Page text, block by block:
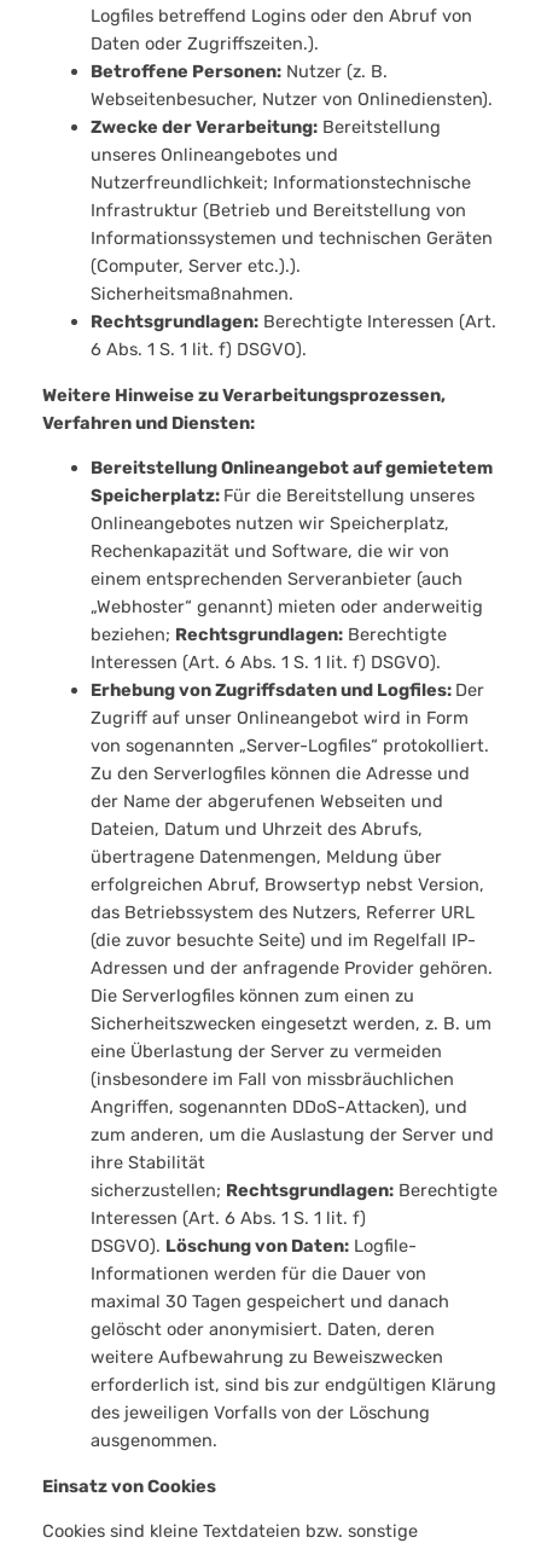
Logfiles betreffend Logins oder den Abruf von
Daten oder Zugriffszeiten.).
Betroffene Personen:Nutzer (z. B.
Webseitenbesucher, Nutzer von Onlinediensten).
Zwecke der Verarbeitung:Bereitstellung
unseres Onlineangebotes und
Nutzerfreundlichkeit; Informationstechnische
Infrastruktur (Betrieb und Bereitstellung von
Informationssystemen und technischen Geräten
(Computer, Server etc.).).
Sicherheitsmaßnahmen.
Rechtsgrundlagen:Berechtigte Interessen (Art.
6 Abs. 1 S. 1 lit. f) DSGVO).
Weitere Hinweise zu Verarbeitungsprozessen,
Verfahren und Diensten:
Bereitstellung Onlineangebot auf gemietetem
Speicherplatz: Für die Bereitstellung unseres
Onlineangebotes nutzen wir Speicherplatz,
Rechenkapazität und Software, die wir von
einem entsprechenden Serveranbieter (auch
„Webhoster“ genannt) mieten oder anderweitig
beziehen; Rechtsgrundlagen:Berechtigte
Interessen (Art. 6 Abs. 1 S. 1 lit. f) DSGVO).
Erhebung von Zugriffsdaten und Logfiles: Der
Zugriff auf unser Onlineangebot wird in Form
von sogenannten „Server-Logfiles“ protokolliert.
Zu den Serverlogfiles können die Adresse und
der Name der abgerufenen Webseiten und
Dateien, Datum und Uhrzeit des Abrufs,
übertragene Datenmengen, Meldung über
erfolgreichen Abruf, Browsertyp nebst Version,
das Betriebssystem des Nutzers, Referrer URL
(die zuvor besuchte Seite) und im Regelfall IP-
Adressen und der anfragende Provider gehören.
Die Serverlogfiles können zum einen zu
Sicherheitszwecken eingesetzt werden, z. B. um
eine Überlastung der Server zu vermeiden
(insbesondere im Fall von missbräuchlichen
Angriffen, sogenannten DDoS-Attacken), und
zum anderen, um die Auslastung der Server und
ihre Stabilität
sicherzustellen; Rechtsgrundlagen:Berechtigte
Interessen (Art. 6 Abs. 1 S. 1 lit. f)
DSGVO). Löschung von Daten:Logfile-
Informationen werden für die Dauer von
maximal 30 Tagen gespeichert und danach
gelöscht oder anonymisiert. Daten, deren
weitere Aufbewahrung zu Beweiszwecken
erforderlich ist, sind bis zur endgültigen Klärung
des jeweiligen Vorfalls von der Löschung
ausgenommen.
Einsatz von Cookies
Cookies sind kleine Textdateien bzw. sonstige